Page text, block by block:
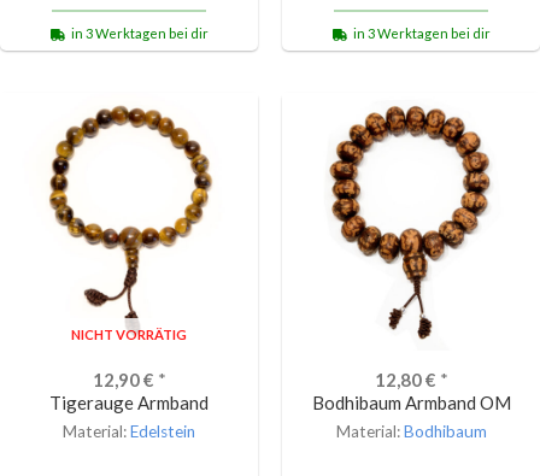
in 3 Werktagen bei dir in 3 Werktagen bei dir
NICHT VORRÄTIG
12,90€ *
Tigerauge Armband
Material:Edelstein
12,80€ *
Bodhibaum Armband OM
Material:Bodhibaum